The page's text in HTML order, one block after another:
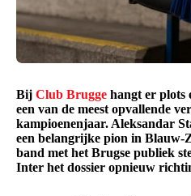
Bij Club Brugge hangt er plots
een van de meest opvallende
kampioenenjaar. Aleksandar
een belangrijke pion in
band met het Brugse publiek
Inter het dossier opnieuw